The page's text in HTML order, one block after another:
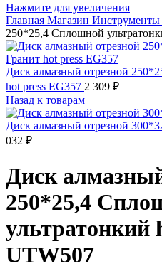
Нажмите для увеличения
Главная Магазин Инструменты
250*25,4 Сплошной
Диск алмазный отрезной
hot press EG357 2 309 ₽
Назад к товарам
Диск алмазный отрезной
032 ₽
Диск
250*25,4
ультратонкий
UTW507